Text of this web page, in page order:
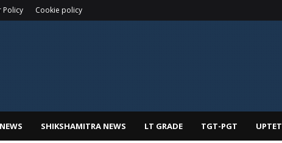
Policy Cookie policy
SHIKSHAMITRA NEWS LT GRADE TGT-PGT UPTET